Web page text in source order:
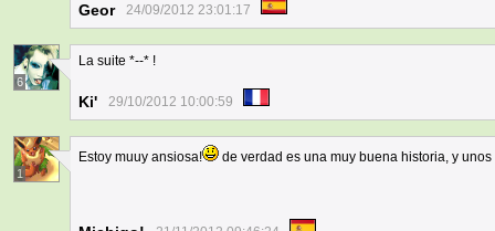
Geor 24/09/2012 23:01:17
6
La suite *--* !
Ki' 29/10/2012 10:00:59
1
Estoy muuy ansiosa! de verdad es una muy buena historia, y